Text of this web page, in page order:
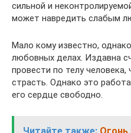
сильной и
может навредить слабым
Мало кому известно,
любовных делах. Издавна
провести по телу
страсть. Однако это
его сердце свободно.